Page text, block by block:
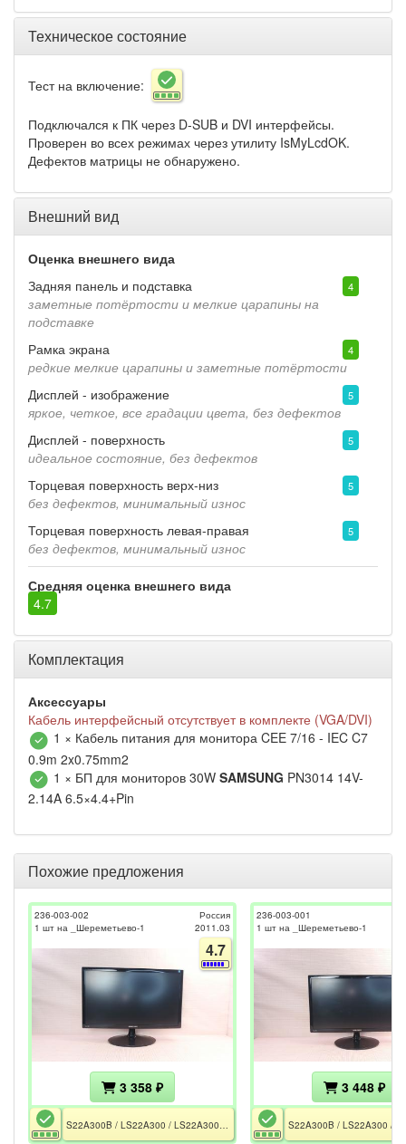
Техническое состояние
Тест на включение:
Подключался к ПК через D-SUB и DVI интерфейсы.
Проверен во всех режимах через утилиту IsMyLcdOK.
Дефектов матрицы не обнаружено.
Внешний вид
Оценка внешнего вида
Задняя панель и подставка
4
заметные потёртости и мелкие царапины на
подставке
Рамка экрана
4
редкие мелкие царапины и заметные потёртости
Дисплей - изображение
5
яркое, четкое, все градации цвета, без дефектов
Дисплей - поверхность
5
идеальное состояние, без дефектов
Торцевая поверхность верх-низ
5
без дефектов, минимальный износ
Торцевая поверхность левая-правая
5
без дефектов, минимальный износ
Средняя оценка внешнего вида
4.7
Комплектация
Аксессуары
Кабель интерфейсный отсутствует в комплекте (VGA/DVI)
1 × Кабель питания для монитора CEE 7/16 - IEC C7
0.9m 2x0.75mm2
1 × БП для мониторов 30W SAMSUNG PN3014 14V-
2.14A 6.5×4.4+Pin
Похожие предложения
236-003-002
1 шт на _Шереметьево-1
Россия
2011.03
4.7
3 358 ₽
S22A300B / LS22A300 / LS22A300BS/CI / CE / РСТ / БП в комплекте
236-003-001
1 шт на _Шереметьево-1
3 448 ₽